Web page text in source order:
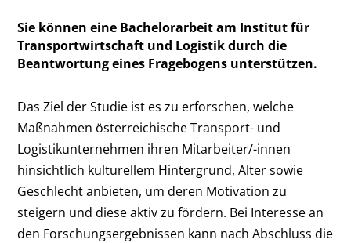
Sie können eine Bachelorarbeit am Institut für
Transportwirtschaft und Logistik durch die
Beantwortung eines Fragebogens unterstützen.
Das Ziel der Studie ist es zu erforschen, welche
Maßnahmen österreichische Transport- und
Logistikunternehmen ihren Mitarbeiter/-innen
hinsichtlich kulturellem Hintergrund, Alter sowie
Geschlecht anbieten, um deren Motivation zu
steigern und diese aktiv zu fördern. Bei Interesse an
den Forschungsergebnissen kann nach Abschluss die